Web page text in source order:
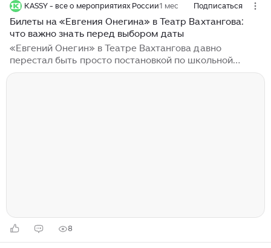
KASSY - все о мероприятиях России1 мес Подписаться
Билеты на «Евгения Онегина» в Театр Вахтангова:
что важно знать перед выбором даты
«Евгений Онегин» в Театре Вахтангова давно
перестал быть просто постановкой по школьной
программе. За билетами на неё следят с начала
8